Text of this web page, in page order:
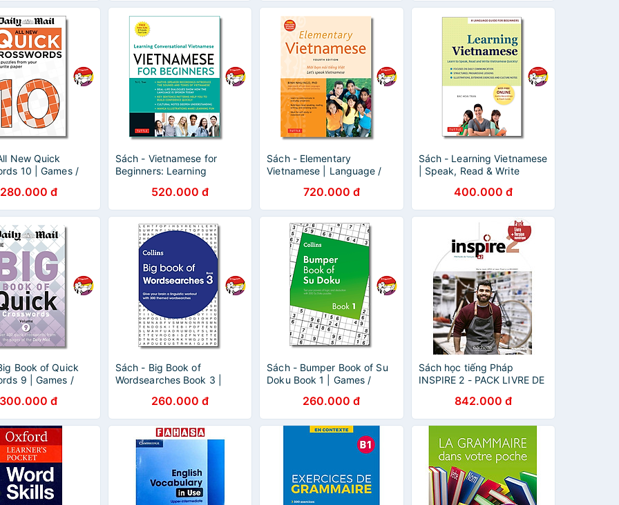
New Quick
10 | Games /
ô chữ giải trí
280.000 đ
Sách - Vietnamese for
Beginners: Learning
| / Học Tiếng Việt / Nhập
khẩu
520.000 đ
Sách - Elementary
Vietnamese | Language /
Tiếng Việt / Sách Nhập
khẩu
720.000 đ
Sách - Learning Vietnamese
| Speak, Read & Write
Việt / Sách Nhập khẩu
400.000 đ
Book of Quick
9 | Games /
ô chữ giải trí
300.000 đ
Sách - Big Book of
Wordsearches Book 3 |
khẩu UK / Trò chơi tìm từ
giải trí
260.000 đ
Sách - Bumper Book of Su
Doku Book 1 | Games /
Trò chơi giải trí
260.000 đ
Sách học tiếng Pháp
INSPIRE 2 - PACK LIVRE DE
NUMERIQUE (A2)
842.000 đ